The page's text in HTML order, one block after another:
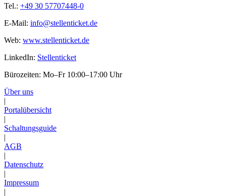
Tel.: +49 30 57707448-0
E-Mail: info@stellenticket.de
Web: www.stellenticket.de
LinkedIn: Stellenticket
Bürozeiten: Mo–Fr 10:00–17:00 Uhr
Über uns
|
Portalübersicht
|
Schaltungsguide
|
AGB
|
Datenschutz
|
Impressum
|